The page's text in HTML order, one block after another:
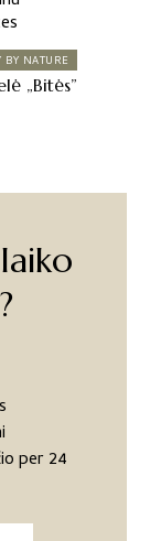
BY NATURE
„Bitės”
per 24